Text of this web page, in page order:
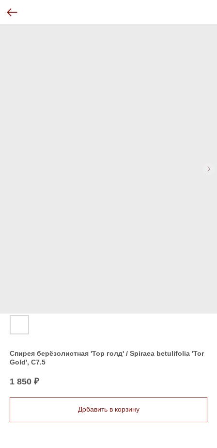
Спирея берёзолистная 'Тор голд' / Spiraea betulifolia 'Tor
Gold', С7.5
1 850 ₽
Добавить в корзину